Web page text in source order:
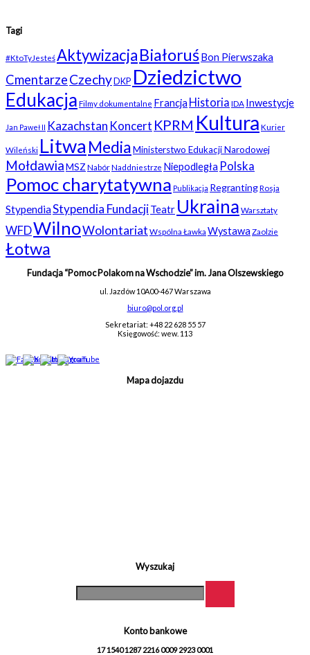
Tagi
#KtoTyJesteśAktywizacjaBiałoruśBon Pierwszaka
CmentarzeCzechyDKP Dziedzictwo
Edukacja Filmy dokumentalne Francja Historia IDA Inwestycje
Jan Paweł II Kazachstan Koncert KPRM Kultura Kurier
Wileński Litwa MediaMinisterstwo Edukacji Narodowej
MołdawiaMSZ NabórNaddniestrze Niepodległa Polska
Pomoc charytatywna Publikacja RegrantingRosja
StypendiaStypendia FundacjiTeatr Ukraina Warsztaty
WFDWilnoWolontariat Wspólna Ławka Wystawa Zaolzie
Łotwa
Fundacja “Pomoc Polakom na Wschodzie” im. Jana Olszewskiego
ul. Jazdów 10A00-467 Warszawa
biuro@pol.org.pl
Sekretariat: +48 22 628 55 57
Księgowość: wew. 113
Mapa dojazdu
Wyszukaj
Konto bankowe
17 1540 1287 2216 0009 2923 0001